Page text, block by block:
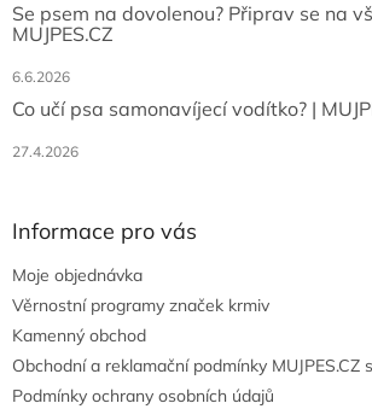
Se psem na dovolenou? Připrav se na
MUJPES.CZ
6.6.2026
Co učí psa samonavíjecí vodítko? |
27.4.2026
Informace pro vás
Moje objednávka
Věrnostní programy značek krmiv
Kamenný obchod
Obchodní a reklamační podmínky MUJPES.CZ
Podmínky ochrany osobních údajů